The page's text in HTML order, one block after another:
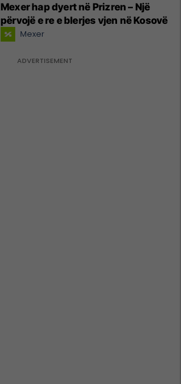
Mexer hap dyert në Prizren – Një
përvojë e re e blerjes vjen në Kosovë
Mexer